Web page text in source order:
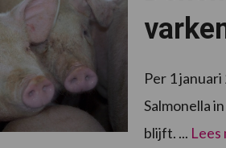
Per 1
Salmonella
blijft. ... Lees